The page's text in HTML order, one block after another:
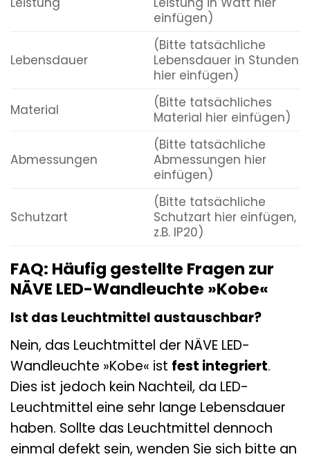
einfügen)
Lebensdauer
(Bitte tatsächliche
Lebensdauer in Stunden
hier einfügen)
Material
(Bitte tatsächliches
Material hier einfügen)
Abmessungen
(Bitte tatsächliche
Abmessungen hier
einfügen)
Schutzart
(Bitte tatsächliche
Schutzart hier einfügen,
z.B. IP20)
FAQ: Häufig gestellte Fragen zur
NÄVE LED-Wandleuchte »Kobe«
Ist das Leuchtmittel austauschbar?
Nein, das Leuchtmittel der NÄVE LED-
Wandleuchte »Kobe« ist fest integriert.
Dies ist jedoch kein Nachteil, da LED-
Leuchtmittel eine sehr lange Lebensdauer
haben. Sollte das Leuchtmittel dennoch
einmal defekt sein, wenden Sie sich bitte an